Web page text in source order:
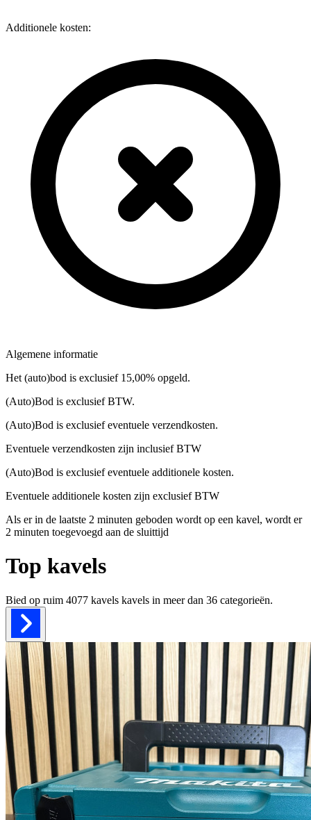
Additionele kosten:
Algemene informatie
Het (auto)bod is exclusief 15,00% opgeld.
(Auto)Bod is exclusief BTW.
(Auto)Bod is exclusief eventuele verzendkosten.
Eventuele verzendkosten zijn inclusief BTW
(Auto)Bod is exclusief eventuele additionele kosten.
Eventuele additionele kosten zijn exclusief BTW
Als er in de laatste 2 minuten geboden wordt op een kavel, wordt er
2 minuten toegevoegd aan de sluittijd
Top kavels
Bied op ruim 4077 kavels kavels in meer dan 36 categorieën.